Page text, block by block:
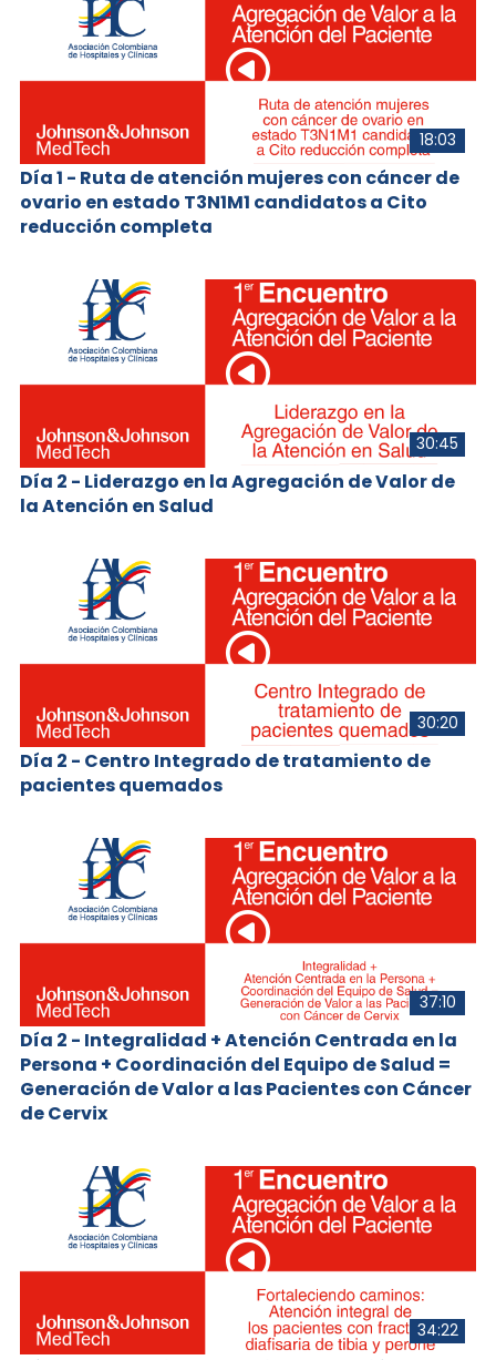
18:03
Día 1 - Ruta de atención mujeres con cáncer de
ovario en estado T3N1M1 candidatos a Cito
reducción completa
30:45
Día 2 - Liderazgo en la Agregación de Valor de
la Atención en Salud
30:20
Día 2 - Centro Integrado de tratamiento de
pacientes quemados
37:10
Día 2 - Integralidad + Atención Centrada en la
Persona + Coordinación del Equipo de Salud =
Generación de Valor a las Pacientes con Cáncer
de Cervix
34:22